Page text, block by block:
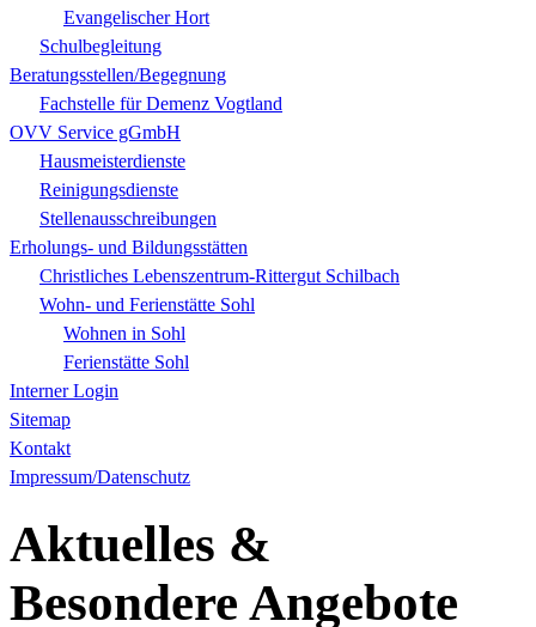
Evangelischer Hort
Schulbegleitung
Beratungsstellen/Begegnung
Fachstelle für Demenz Vogtland
OVV Service gGmbH
Hausmeisterdienste
Reinigungsdienste
Stellenausschreibungen
Erholungs- und Bildungsstätten
Christliches Lebenszentrum-Rittergut Schilbach
Wohn- und Ferienstätte Sohl
Wohnen in Sohl
Ferienstätte Sohl
Interner Login
Sitemap
Kontakt
Impressum/Datenschutz
Aktuelles &
Besondere Angebote